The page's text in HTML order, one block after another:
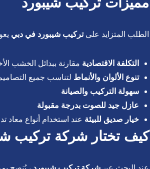
الطلب المتزايد علىتركيب شيبورد في دبي
التكلفة الاقتصادية مقارنة ببدائل الخشب
تنوع الألوان والأنماط لتناسب جميع
سهولة التركيب والصيانة
عازل جيد للصوت بدرجة مقبولة
خيار صديق للبيئة عند استخدام أنواع معاد
كيف تختار شركة تركيب